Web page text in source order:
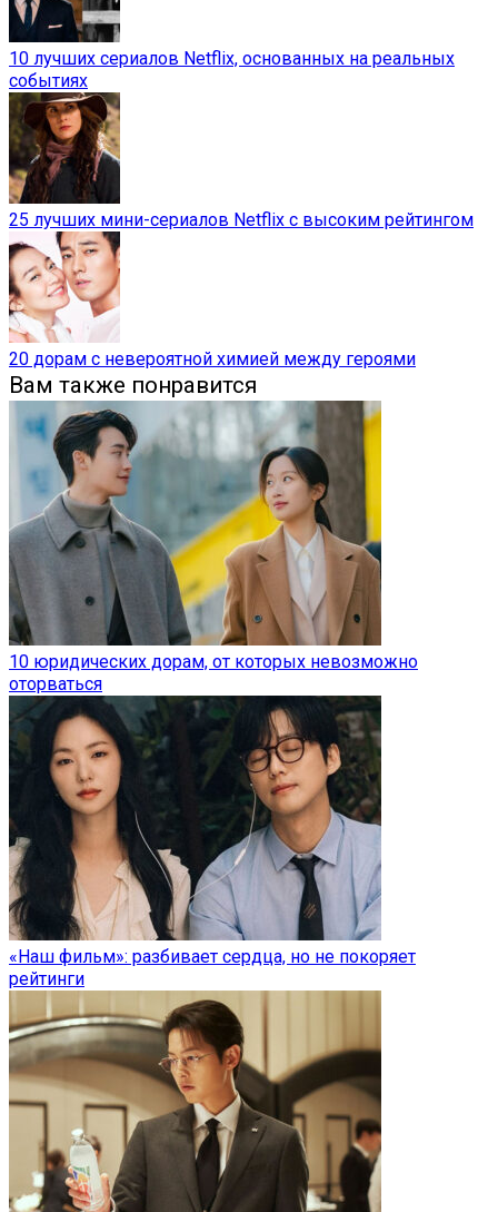
10 лучших сериалов Netflix, основанных на реальных
событиях
25 лучших мини-сериалов Netflix с высоким рейтингом
20 дорам с невероятной химией между героями
Вам также понравится
10 юридических дорам, от которых невозможно
оторваться
«Наш фильм»: разбивает сердца, но не покоряет
рейтинги